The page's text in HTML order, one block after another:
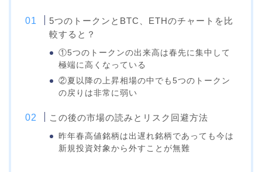
5つのトークンとBTC、ETHのチャートを比
較すると？
①5つのトークンの出来高は春先に集中して
極端に高くなっている
②夏以降の上昇相場の中でも5つのトークン
の戻りは非常に弱い
この後の市場の読みとリスク回避方法
昨年春高値銘柄は出遅れ銘柄であっても今は
新規投資対象から外すことが無難